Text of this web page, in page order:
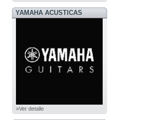
YAMAHA ACUSTICAS
»Ver detalle